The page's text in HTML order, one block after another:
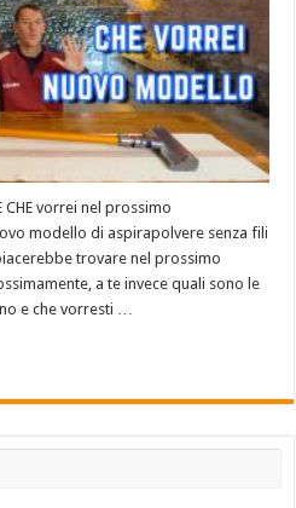
CHE vorrei nel prossimo
modello di aspirapolvere senza fili
trovare nel prossimo
a te invece quali sono le
e che vorresti …